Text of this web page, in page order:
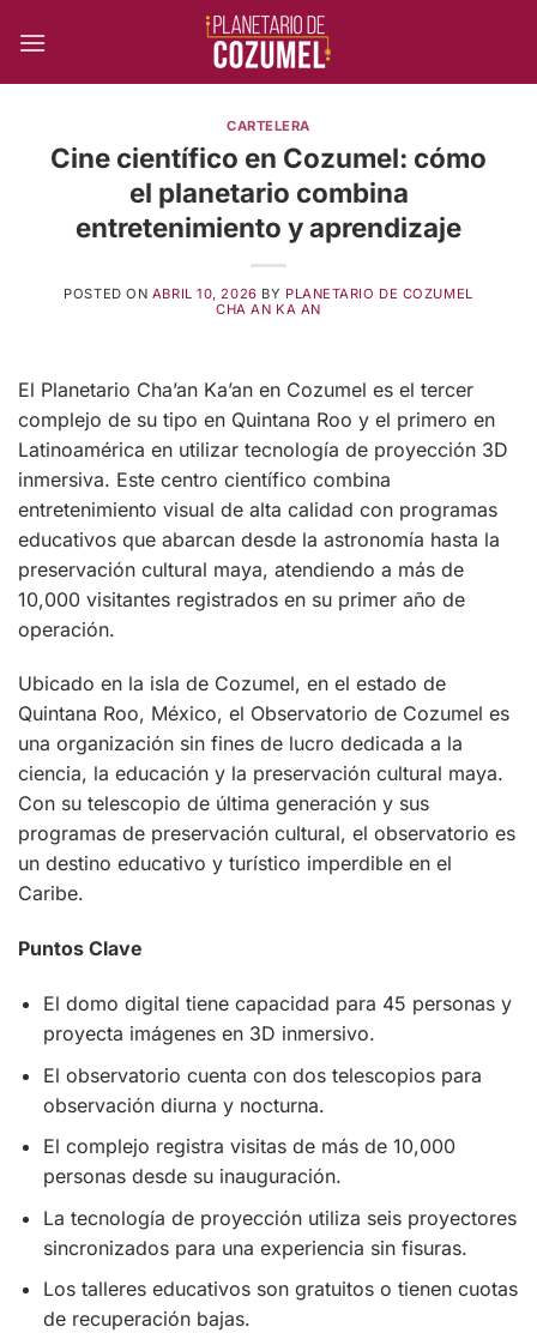
CARTELERA
Cine científico en Cozumel: cómo
el planetario combina
entretenimiento y aprendizaje
POSTED ON ABRIL 10, 2026 BY PLANETARIO DE COZUMEL
CHA AN KA AN
El Planetario Cha’an Ka’an en Cozumel es el tercer
complejo de su tipo en Quintana Roo y el primero en
Latinoamérica en utilizar tecnología de proyección 3D
inmersiva. Este centro científico combina
entretenimiento visual de alta calidad con programas
educativos que abarcan desde la astronomía hasta la
preservación cultural maya, atendiendo a más de
10,000 visitantes registrados en su primer año de
operación.
Ubicado en la isla de Cozumel, en el estado de
Quintana Roo, México, el Observatorio de Cozumel es
una organización sin fines de lucro dedicada a la
ciencia, la educación y la preservación cultural maya.
Con su telescopio de última generación y sus
programas de preservación cultural, el observatorio es
un destino educativo y turístico imperdible en el
Caribe.
Puntos Clave
El domo digital tiene capacidad para 45 personas y
proyecta imágenes en 3D inmersivo.
El observatorio cuenta con dos telescopios para
observación diurna y nocturna.
El complejo registra visitas de más de 10,000
personas desde su inauguración.
La tecnología de proyección utiliza seis proyectores
sincronizados para una experiencia sin fisuras.
Los talleres educativos son gratuitos o tienen cuotas
de recuperación bajas.